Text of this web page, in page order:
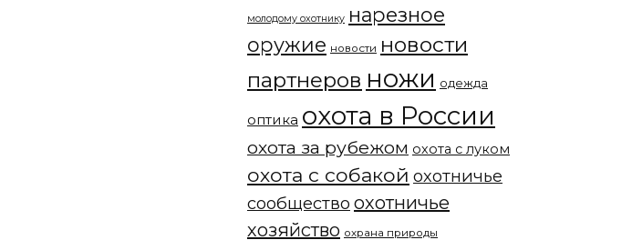
молодому охотнику нарезное
оружие новости новости
партнеров ножи одежда
оптика охота в России
охота за рубежом охота с луком
охота с собакой охотничье
сообщество охотничье
хозяйство охрана природы